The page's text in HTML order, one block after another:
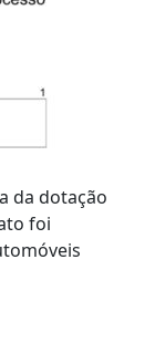
da dotação
foi